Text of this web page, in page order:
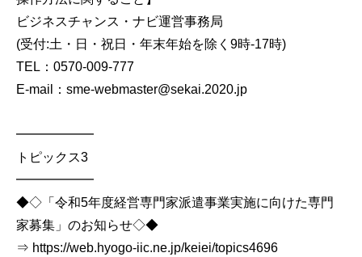
ビジネスチャンス・ナビ運営事務局
(受付:土・日・祝日・年末年始を除く9時-17時)
TEL：0570-009-777
E-mail：sme-webmaster@sekai.2020.jp
━━━━━━
トピックス3
━━━━━━
◆◇「令和5年度経営専門家派遣事業実施に向けた専門
家募集」のお知らせ◇◆
⇒ https://web.hyogo-iic.ne.jp/keiei/topics4696